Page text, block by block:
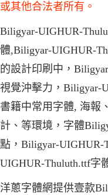
或其他合法者所有。
Biligyar-UIGHUR-
體,Biligyar-UIGHUR-
的設計印刷中，
視覺沖擊力，Biligyar-
書籍中常用字體, 海報
計、等環境，字體
點，Biligyar-
UIGHUR-Thuluth.ttf字
洋蔥字體網提供壹款